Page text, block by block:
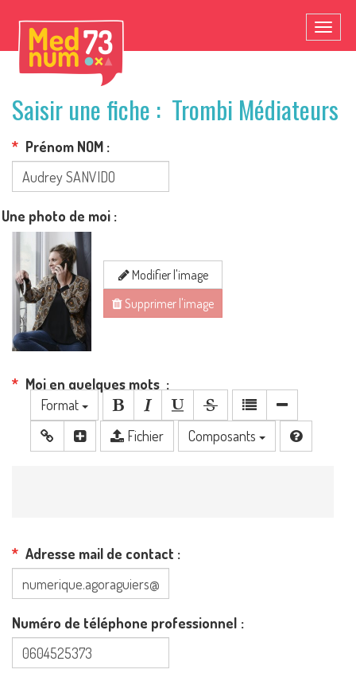
Saisir une fiche : Trombi Médiateurs
Prénom NOM
photo de moi
Modifier l'image
Supprimer l'image
Moi en quelques mots
Format
Fichier
Composants
Adresse mail de contact
Numéro de téléphone professionnel